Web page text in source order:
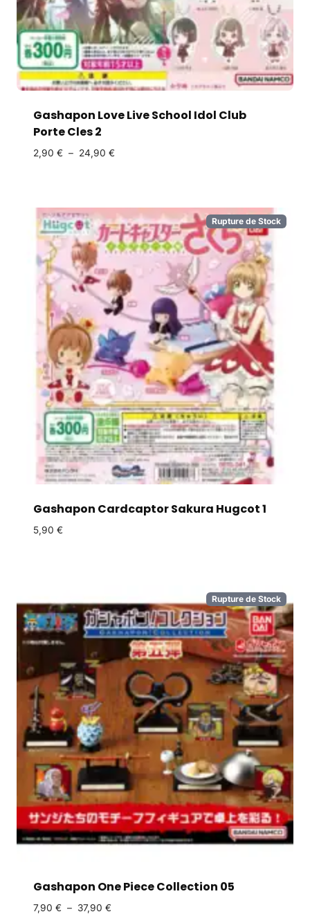
Gashapon Love Live School Idol Club
Porte Cles 2
2,90 € – 24,90 €
Rupture de Stock
Gashapon Cardcaptor Sakura Hugcot 1
5,90 €
Rupture de Stock
Gashapon One Piece Collection 05
7,90 € – 37,90 €